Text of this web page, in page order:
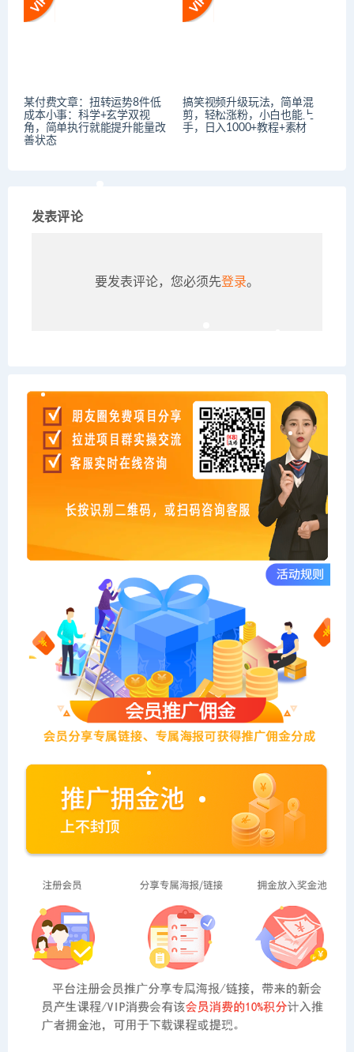
某付费文章：扭转运势8件低
成本小事：科学+玄学双视
角，简单执行就能提升能量改
善状态
搞笑视频升级玩法，简单混
剪，轻松涨粉，小白也能上
手，日入1000+教程+素材
发表评论
要发表评论，您必须先登录。